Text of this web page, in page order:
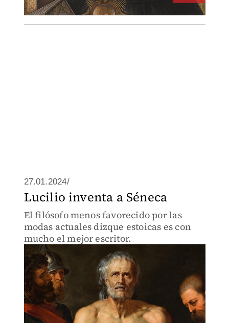
27.01.2024/
Lucilio inventa a Séneca
El filósofo menos favorecido por las
modas actuales dizque estoicas es con
mucho el mejor escritor.